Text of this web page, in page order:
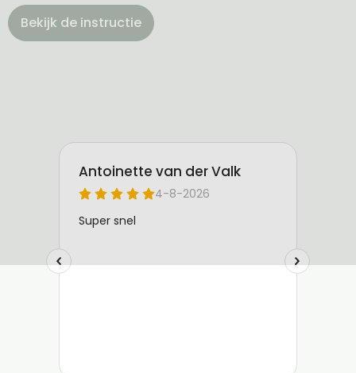
Bekijk de instructie